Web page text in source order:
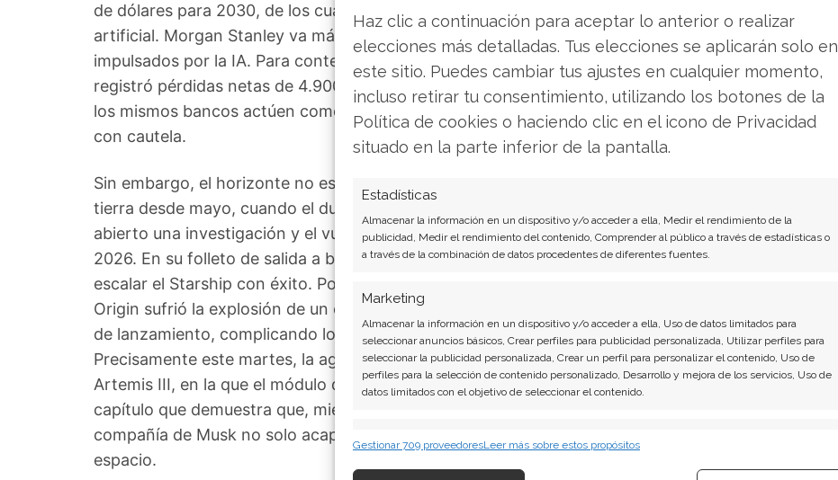
Haz clic a continuación para aceptar lo anterior o realizar
elecciones más detalladas. Tus elecciones se aplicarán solo en
este sitio. Puedes cambiar tus ajustes en cualquier momento,
incluso retirar tu consentimiento, utilizando los botones de la
Política de cookies o haciendo clic en el icono de Privacidad
situado en la parte inferior de la pantalla.
Estadísticas
Almacenar la información en un dispositivo y/o acceder a ella, Medir el rendimiento de la
publicidad, Medir el rendimiento del contenido, Comprender al público a través de estadísticas o
a través de la combinación de datos procedentes de diferentes fuentes.
Marketing
Almacenar la información en un dispositivo y/o acceder a ella, Uso de datos limitados para
seleccionar anuncios básicos, Crear perfiles para publicidad personalizada, Utilizar perfiles para
seleccionar la publicidad personalizada, Crear un perfil para personalizar el contenido, Uso de
perfiles para la selección de contenido personalizado, Desarrollo y mejora de los servicios, Uso de
datos limitados con el objetivo de seleccionar el contenido.
Gestionar 709 proveedoresLeer más sobre estos propósitos
de dólares para 2030, de los cuales 322.000 procederían del negocio de inteligencia
artificial. Morgan Stanley va más allá y calcula 3,4 billones de dólares en 2040, también
impulsados por la IA. Para contextualizar: en 2025 SpaceX facturó 18.700 millones y
registró pérdidas netas de 4.900 millones. Las cifras son abismales, y el hecho de que
los mismos bancos actúen como underwriters y analistas invita a tomar las previsiones
con cautela.
Sin embargo, el horizonte no está exento de nubes. El programa Starship permanece en
tierra desde mayo, cuando el duodécimo vuelo de prueba acabó en fallo. La FAA ha
abierto una investigación y el vuelo 13 aparece como "TBD" en el calendario de junio de
2026. En su folleto de salida a bolsa, SpaceX reconoce que su crecimiento depende de
escalar el Starship con éxito. Por si fuera poco, la competencia tampoco descansa: Blue
Origin sufrió la explosión de un cohete New Glenn que dañó gravemente su plataforma
de lanzamiento, complicando los plazos de los contratos lunares de la NASA.
Precisamente este martes, la agencia espacial anunciará la tripulación de la misión
Artemis III, en la que el módulo de aterrizaje de SpaceX será protagonista. Un nuevo
capítulo que demuestra que, mientras el cohete más veterano busca su 35º vuelo, la
compañía de Musk no solo acapara portadas financieras, sino también los titulares del
espacio.